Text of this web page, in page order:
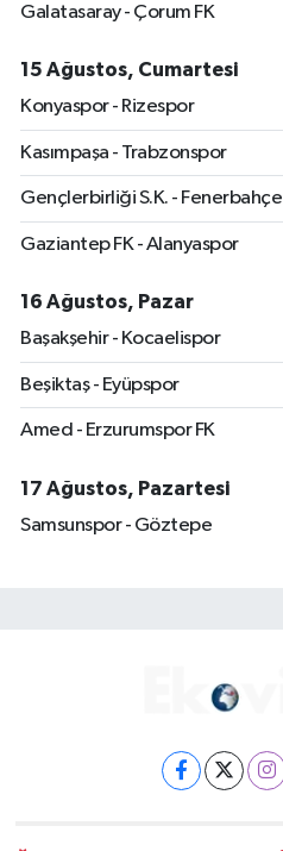
Galatasaray - Çorum FK
15 Ağustos, Cumartesi
Konyaspor - Rizespor
Kasımpaşa - Trabzonspor
Gençlerbirliği S.K. - Fenerbahçe
Gaziantep FK - Alanyaspor
16 Ağustos, Pazar
Başakşehir - Kocaelispor
Beşiktaş - Eyüpspor
Amed - Erzurumspor FK
17 Ağustos, Pazartesi
Samsunspor - Göztepe